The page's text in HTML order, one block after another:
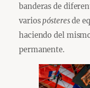
banderas de
variospósteresde
haciendo del
permanente.